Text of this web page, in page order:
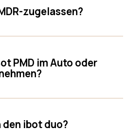
zugelassen?
PMD im Auto oder
ibot duo?